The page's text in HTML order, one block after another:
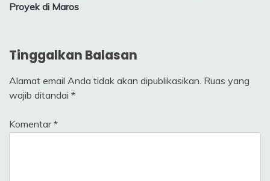
Proyek di Maros
Tinggalkan Balasan
Alamat email Anda tidak akan dipublikasikan. Ruas yang
wajib ditandai *
Komentar*